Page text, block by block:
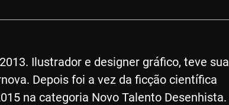
Ilustrador e designer gráfico, teve sua
Depois foi a vez da ficção científica
na categoria Novo Talento Desenhista.